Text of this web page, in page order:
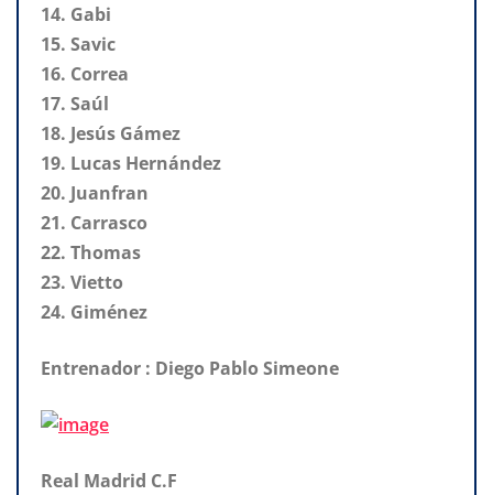
14. Gabi
15. Savic
16. Correa
17. Saúl
18. Jesús Gámez
19. Lucas Hernández
20. Juanfran
21. Carrasco
22. Thomas
23. Vietto
24. Giménez
Entrenador : Diego Pablo Simeone
Real Madrid C.F